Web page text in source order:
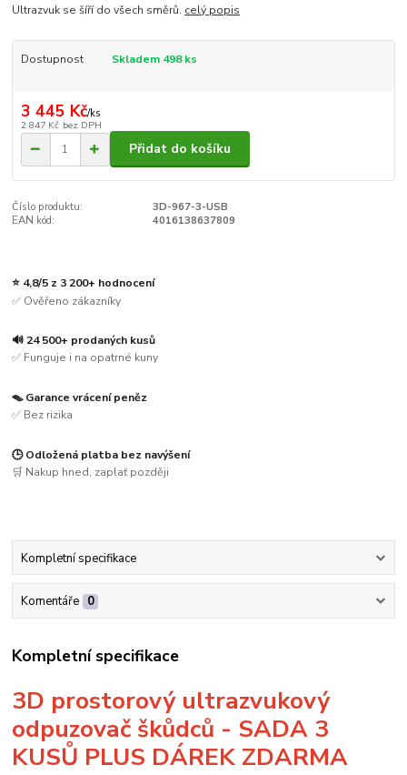
Ultrazvuk se šíří do všech směrů. celý popis
Dostupnost Skladem 498 ks
3 445 Kč/ks
2 847 Kč bez DPH
Přidat do košíku
Číslo produktu:
3D-967-3-USB
EAN kód:
4016138637809
⭐ 4,8/5 z 3 200+ hodnocení
✅ Ověřeno zákazníky
🔊 24 500+ prodaných kusů
✅ Funguje i na opatrné kuny
🪤 Garance vrácení peněz
✅ Bez rizika
🕒 Odložená platba bez navýšení
🛒 Nakup hned, zaplať později
Kompletní specifikace
Komentáře 0
Kompletní specifikace
3D prostorový ultrazvukový
odpuzovač škůdců - SADA 3
KUSŮ PLUS DÁREK ZDARMA